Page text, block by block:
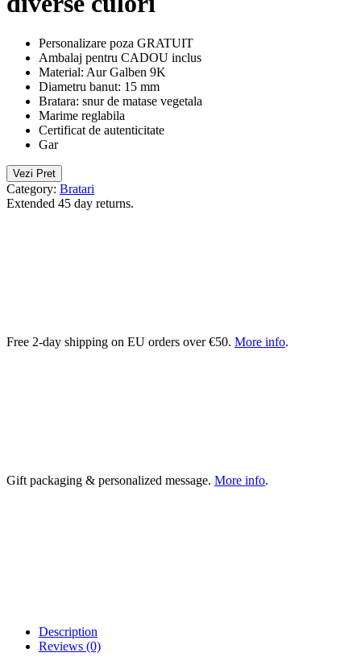
Personalizare poza GRATUIT
Ambalaj pentru CADOU inclus
Material: Aur Galben 9K
Diametru banut: 15 mm
Bratara: snur de matase vegetala
Marime reglabila
Certificat de autenticitate
Gar
Vezi Pret
Category: Bratari
Extended 45 day returns.
Free 2-day shipping on EU orders over €50. More info.
Gift packaging & personalized message. More info.
Description
Reviews (0)